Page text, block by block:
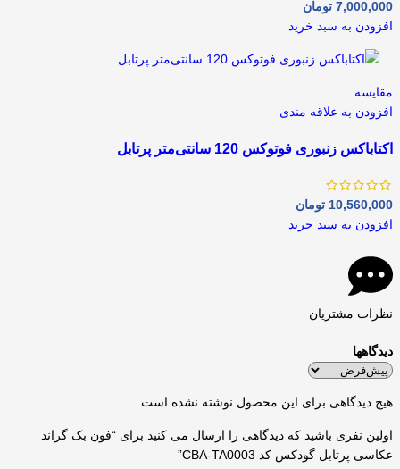
7,000,000 تومان
افزودن به سبد خرید
مقايسه
افزودن به علاقه مندی
اکتاباکس زنبوری فوتوکس 120 سانتی‌متر پرتابل
10,560,000 تومان
افزودن به سبد خرید
نظرات مشتریان
دیدگاهها
هیچ دیدگاهی برای این محصول نوشته نشده است.
اولین نفری باشید که دیدگاهی را ارسال می کنید برای “فون بک گراند
عکاسی پرتابل گودکس کد CBA-TA0003”